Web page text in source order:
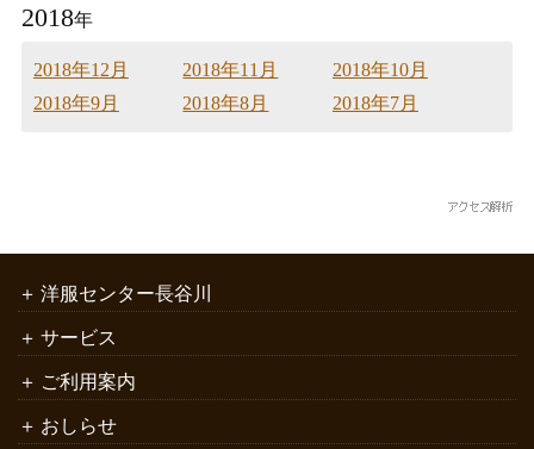
2018年
2018年12月 2018年11月
2018年10月
2018年9月
2018年8月 2018年7月
洋服センター長谷川
サービス
ご利用案内
おしらせ